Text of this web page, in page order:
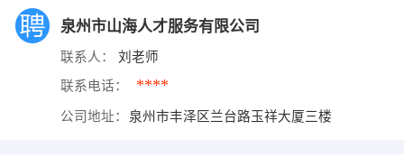
泉州市山海人才服务有限公司
联系人： 刘老师
联系电话： ****
公司地址： 泉州市丰泽区兰台路玉祥大厦三楼